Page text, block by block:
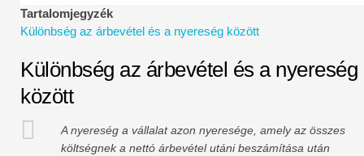
Pénzügyi modellezési oktatóanyagok
Kockázatkezelési oktatóanyagok
Tartalomjegyzék
Különbség az árbevétel és a nyereség között
Különbség az árbevétel és a nyereség
között
A nyereség a vállalat azon nyeresége, amely az összes
költségnek a nettó árbevétel utáni beszámítása után